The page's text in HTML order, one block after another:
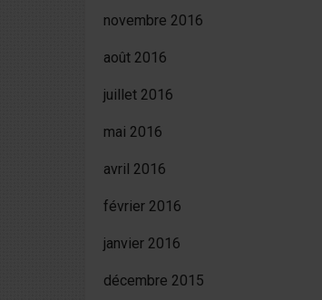
novembre 2016
août 2016
juillet 2016
mai 2016
avril 2016
février 2016
janvier 2016
décembre 2015